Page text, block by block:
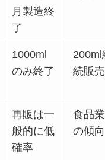
月製造終
了
1000ml
のみ終了
200ml
続販
再販は一
般的に低
確率
食品
の傾向